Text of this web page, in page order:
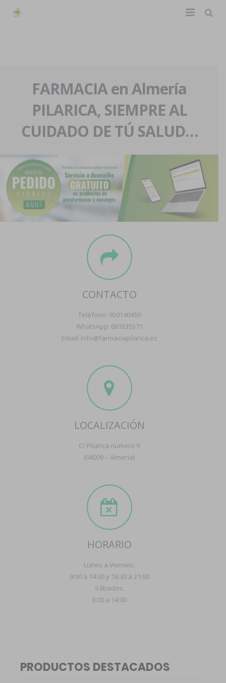
La farmacia
Nuestra historia
Nuestro equipo
Eventos
Servicios y reservas
Pedidos express
Blog
Contacto
Boletín
FARMACIA en Almería
PILARICA, SIEMPRE AL
CUIDADO DE TÚ SALUD…
CONTACTO
Teléfono: 950140450
WhatsApp: 681635571
Email: info@farmaciapilarica.es
LOCALIZACIÓN
C/ Pilarica numero 9
(04009 – Almería)
HORARIO
Lunes a Viernes:
9:00 a 14:00 y 16:30 a 21:00
Sábados:
9:00 a 14:00